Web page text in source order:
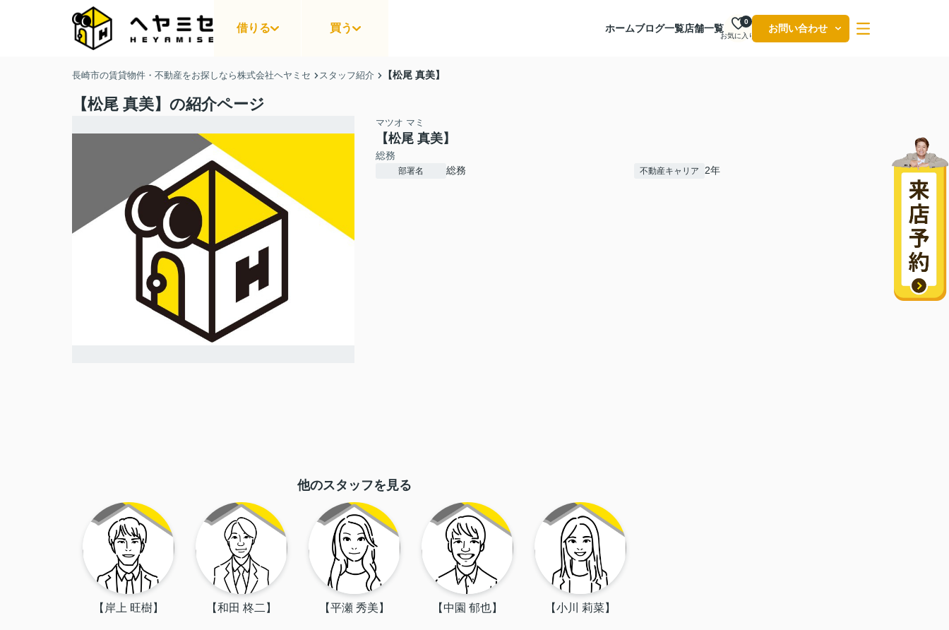
借りる 買う ホームブログ一覧店舗一覧
お気に入り
0
お問い合わせ
長崎市の賃貸物件・不動産をお探しなら株式会社ヘヤミセ スタッフ紹介 【松尾 真美】
【松尾 真美】の紹介ページ
マツオ マミ
【松尾 真美】
総務
部署名 総務 不動産キャリア 2年
他のスタッフを見る
【岸上 旺樹】 【和田 柊二】 【平瀬 秀美】 【中園 郁也】 【小川 莉菜】